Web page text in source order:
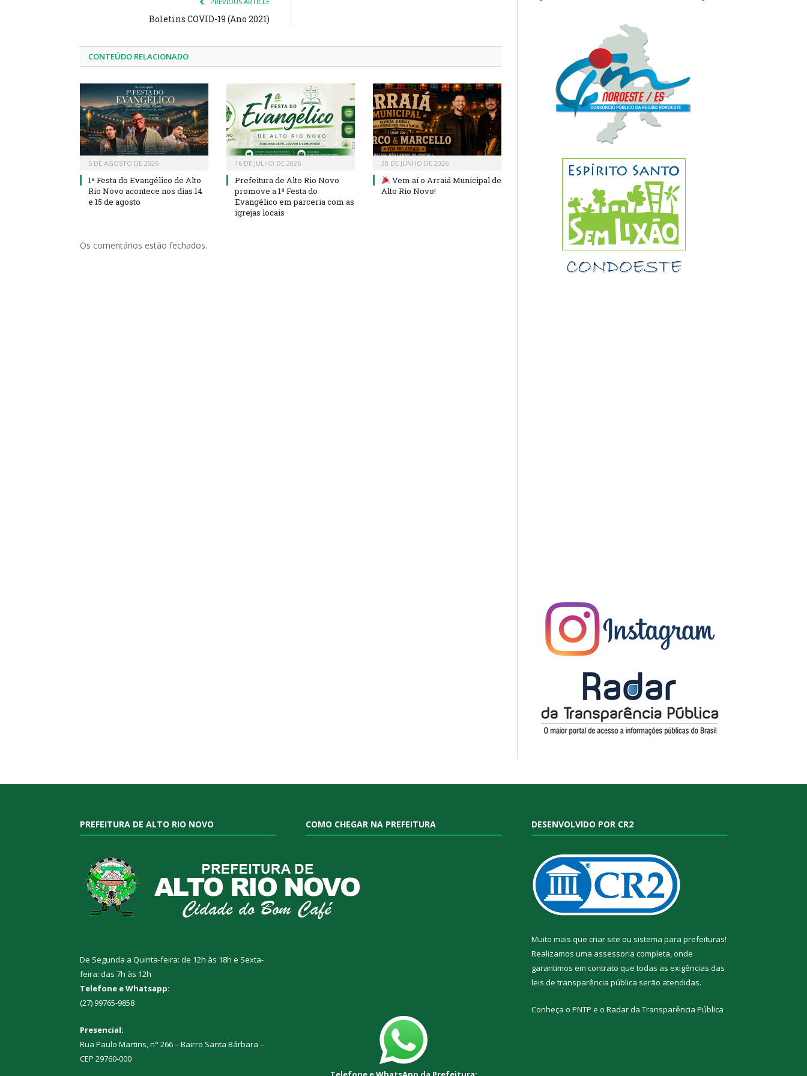
Boletins COVID-19 (Ano 2021)
CONTEÚDO RELACIONADO
5 DE AGOSTO DE 2026
1ª Festa do Evangélico de Alto
Rio Novo acontece nos dias 14
e 15 de agosto
16 DE JULHO DE 2026
Prefeitura de Alto Rio Novo
promove a 1ª Festa do
Evangélico em parceria com as
igrejas locais
30 DE JUNHO DE 2026
Vem aí o Arraiá Municipal de
Alto Rio Novo!
Os comentários estão fechados.
PREFEITURA DE ALTO RIO NOVO
De Segunda a Quinta-feira: de 12h às 18h e Sexta-
feira: das 7h às 12h
Telefone e Whatsapp:
(27) 99765-9858
Presencial:
Rua Paulo Martins, n° 266 – Bairro Santa Bárbara –
CEP 29760-000
COMO CHEGAR NA PREFEITURA DESENVOLVIDO POR CR2
Muito mais que criar site ou sistema para prefeituras!
Realizamos uma assessoria completa, onde
garantimos em contrato que todas as exigências das
leis de transparência pública serão atendidas.
Conheça o PNTP e o Radar da Transparência Pública